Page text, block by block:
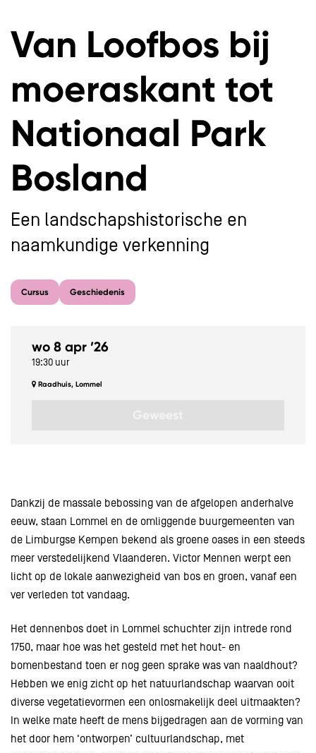
Van Loofbos bij
moeraskant tot
Nationaal Park
Bosland
Een landschapshistorische en
naamkundige verkenning
Cursus Geschiedenis
wo 8 apr ’26
19:30 uur
Raadhuis, Lommel
Dankzij de massale bebossing van de afgelopen anderhalve
eeuw, staan Lommel en de omliggende buurgemeenten van
de Limburgse Kempen bekend als groene oases in een steeds
meer verstedelijkend Vlaanderen. Victor Mennen werpt een
licht op de lokale aanwezigheid van bos en groen, vanaf een
ver verleden tot vandaag.
Het dennenbos doet in Lommel schuchter zijn intrede rond
1750, maar hoe was het gesteld met het hout- en
bomenbestand toen er nog geen sprake was van naaldhout?
Hebben we enig zicht op het natuurlandschap waarvan ooit
diverse vegetatievormen een onlosmakelijk deel uitmaakten?
In welke mate heeft de mens bijgedragen aan de vorming van
het door hem ‘ontworpen’ cultuurlandschap, met